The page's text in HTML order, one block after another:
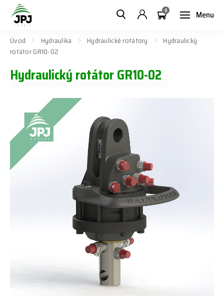
Menu
0
Úvod Hydraulika Hydraulické rotátory
Hydraulický
rotátor GR10-02
Hydraulický rotátor GR10-02